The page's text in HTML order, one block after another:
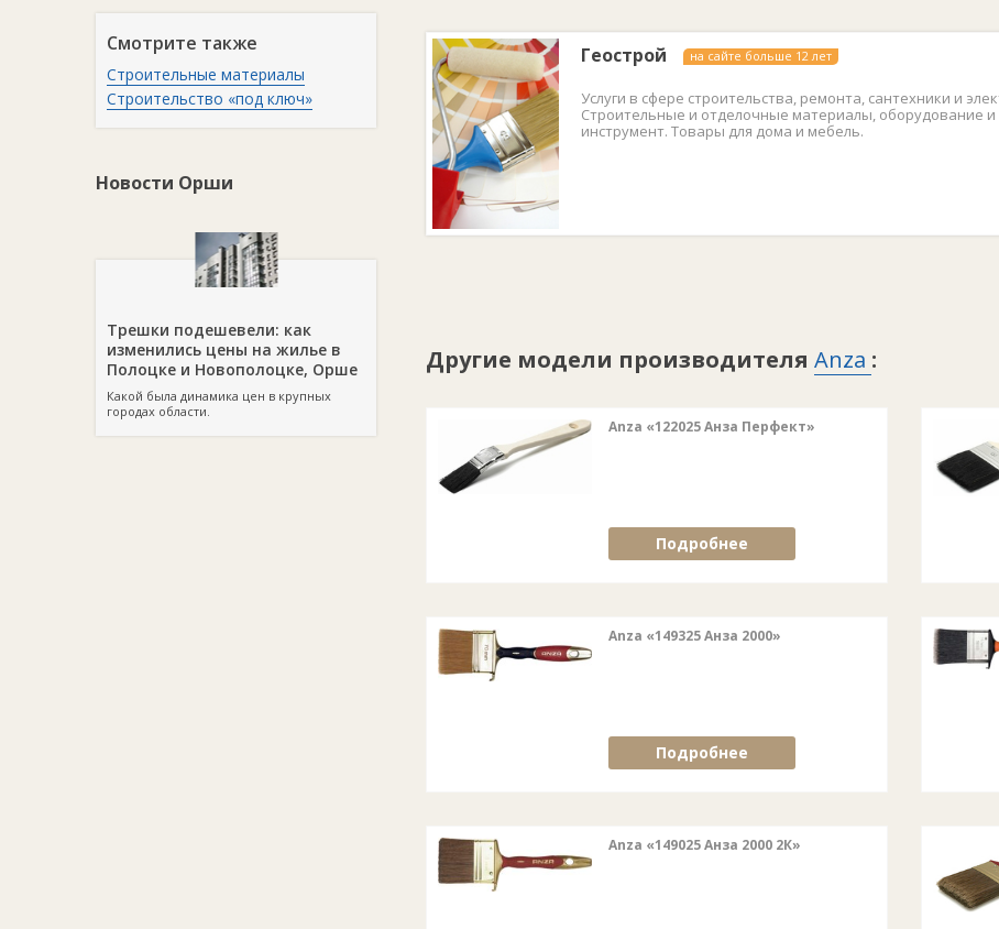
Смотрите также
Строительные материалы
Строительство «под ключ»
Новости Орши
Трешки подешевели: как
изменились цены на жилье в
Полоцке и Новополоцке, Орше
Какой была динамика цен в крупных
городах области.
Геострой на сайте больше 12 лет
Услуги в сфере строительства, ремонта, сантехники и
Строительные и отделочные материалы, оборудование и
инструмент. Товары для дома и мебель.
Другие модели производителя Anza :
Anza «122025 Анза Перфект»
Подробнее
Anza «149325 Анза 2000»
Подробнее
Anza «149025 Анза 2000 2К»